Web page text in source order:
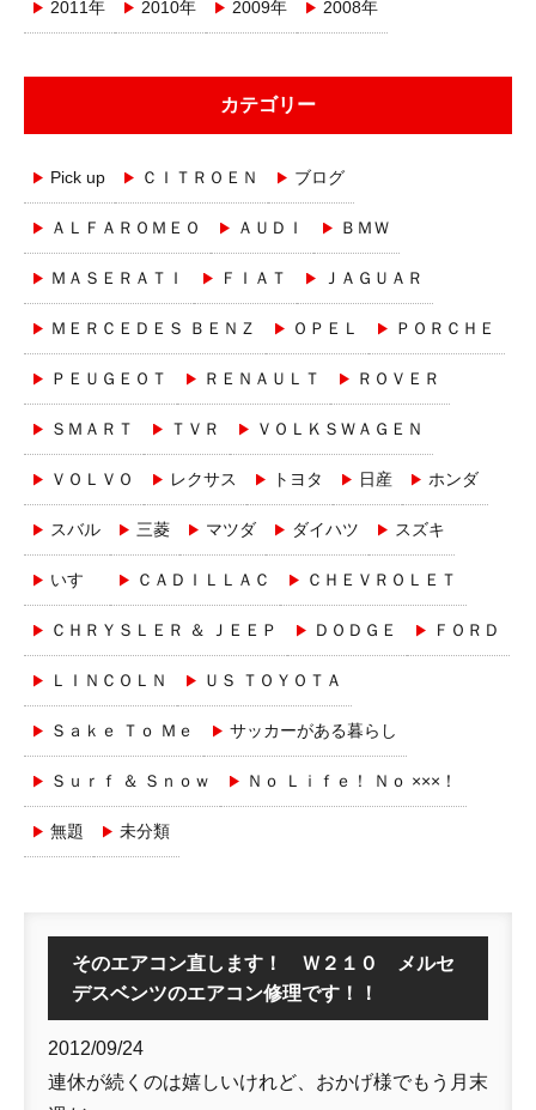
2011年 2010年 2009年 2008年
カテゴリー
Pick up ＣＩＴＲＯＥＮ ブログ
ＡＬＦＡＲＯＭＥＯ ＡＵＤＩ ＢＭＷ
ＭＡＳＥＲＡＴＩ ＦＩＡＴ ＪＡＧＵＡＲ
ＭＥＲＣＥＤＥＳ ＢＥＮＺ ＯＰＥＬ ＰＯＲＣＨＥ
ＰＥＵＧＥＯＴ ＲＥＮＡＵＬＴ ＲＯＶＥＲ
ＳＭＡＲＴ ＴＶＲ ＶＯＬＫＳＷＡＧＥＮ
ＶＯＬＶＯ レクサス トヨタ 日産 ホンダ
スバル 三菱 マツダ ダイハツ スズキ
いすゞ ＣＡＤＩＬＬＡＣ ＣＨＥＶＲＯＬＥＴ
ＣＨＲＹＳＬＥＲ ＆ ＪＥＥＰ ＤＯＤＧＥ ＦＯＲＤ
ＬＩＮＣＯＬＮ ＵＳ ＴＯＹＯＴＡ
Ｓａｋｅ Ｔｏ Ｍｅ サッカーがある暮らし
Ｓｕｒｆ ＆ Ｓｎｏｗ Ｎｏ Ｌｉｆｅ！ Ｎｏ ×××！
無題 未分類
そのエアコン直します！ Ｗ２１０ メルセ
デスベンツのエアコン修理です！！
2012/09/24
連休が続くのは嬉しいけれど、おかげ様でもう月末